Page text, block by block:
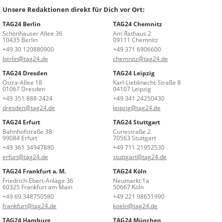
Unsere Redaktionen direkt für Dich vor Ort:
TAG24 Berlin
Schönhauser Allee 36
10435 Berlin
+49 30 120880900
berlin@tag24.de
TAG24 Chemnitz
Am Rathaus 2
09111 Chemnitz
+49 371 6906600
chemnitz@tag24.de
TAG24 Dresden
Ostra-Allee 18
01067 Dresden
+49 351 888-2424
dresden@tag24.de
TAG24 Leipzig
Karl-Liebknecht-Straße 8
04107 Leipzig
+49 341 24250430
leipzig@tag24.de
TAG24 Erfurt
Bahnhofstraße 38
99084 Erfurt
+49 361 34947880
erfurt@tag24.de
TAG24 Stuttgart
Curiestraße 2
70563 Stuttgart
+49 711 21952530
stuttgart@tag24.de
TAG24 Frankfurt a. M.
Friedrich-Ebert-Anlage 36
60325 Frankfurt am Main
+49 69 348750580
frankfurt@tag24.de
TAG24 Köln
Neumarkt 1a
50667 Köln
+49 221 98651990
koeln@tag24.de
TAG24 Hamburg
TAG24 München